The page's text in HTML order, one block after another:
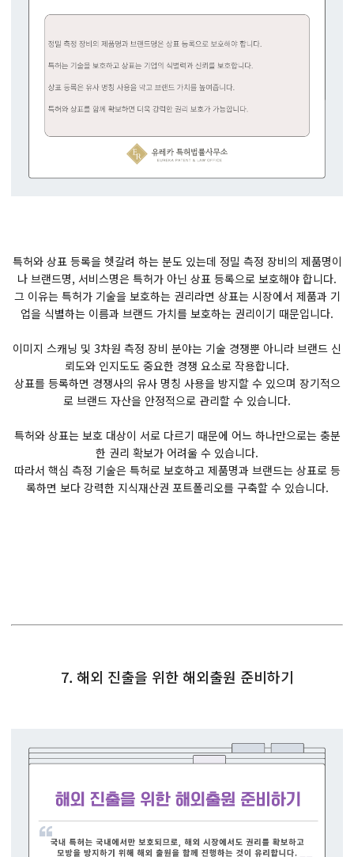
특허와 상표 등록을 헷갈려 하는 분도 있는데 정밀 측정 장비의 제품명이
나 브랜드명, 서비스명은 특허가 아닌 상표 등록으로 보호해야 합니다.
그 이유는 특허가 기술을 보호하는 권리라면 상표는 시장에서 제품과 기
업을 식별하는 이름과 브랜드 가치를 보호하는 권리이기 때문입니다.
이미지 스캐닝 및 3차원 측정 장비 분야는 기술 경쟁뿐 아니라 브랜드 신
뢰도와 인지도도 중요한 경쟁 요소로 작용합니다.
상표를 등록하면 경쟁사의 유사 명칭 사용을 방지할 수 있으며 장기적으
로 브랜드 자산을 안정적으로 관리할 수 있습니다.
특허와 상표는 보호 대상이 서로 다르기 때문에 어느 하나만으로는 충분
한 권리 확보가 어려울 수 있습니다.
따라서 핵심 측정 기술은 특허로 보호하고 제품명과 브랜드는 상표로 등
록하면 보다 강력한 지식재산권 포트폴리오를 구축할 수 있습니다.
7. 해외 진출을 위한 해외출원 준비하기